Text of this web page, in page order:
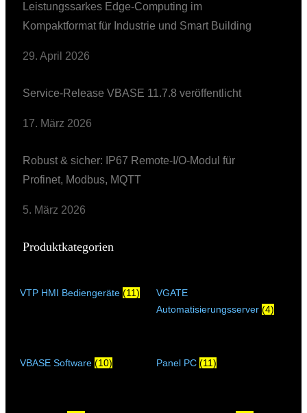
Leistungssarkes Edge-Computing im
Kompaktformat für Industrie und Smart Building
29. April 2026
Service-Release VBASE 11.7.8 veröffentlicht
17. März 2026
Robust & sicher: IP67 Remote-I/O-Modul für
Profinet, Modbus, MQTT
5. März 2026
Produktkategorien
VTP HMI Bediengeräte (11)
VGATE
Automatisierungsserver (4)
VBASE Software (10) Panel PC (11)